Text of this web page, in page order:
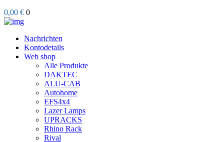
0,00 € 0
Nachrichten
Kontodetails
Web shop
Alle Produkte
DAKTEC
ALU-CAB
Autohome
EFS4x4
Lazer Lamps
UPRACKS
Rhino Rack
Rival